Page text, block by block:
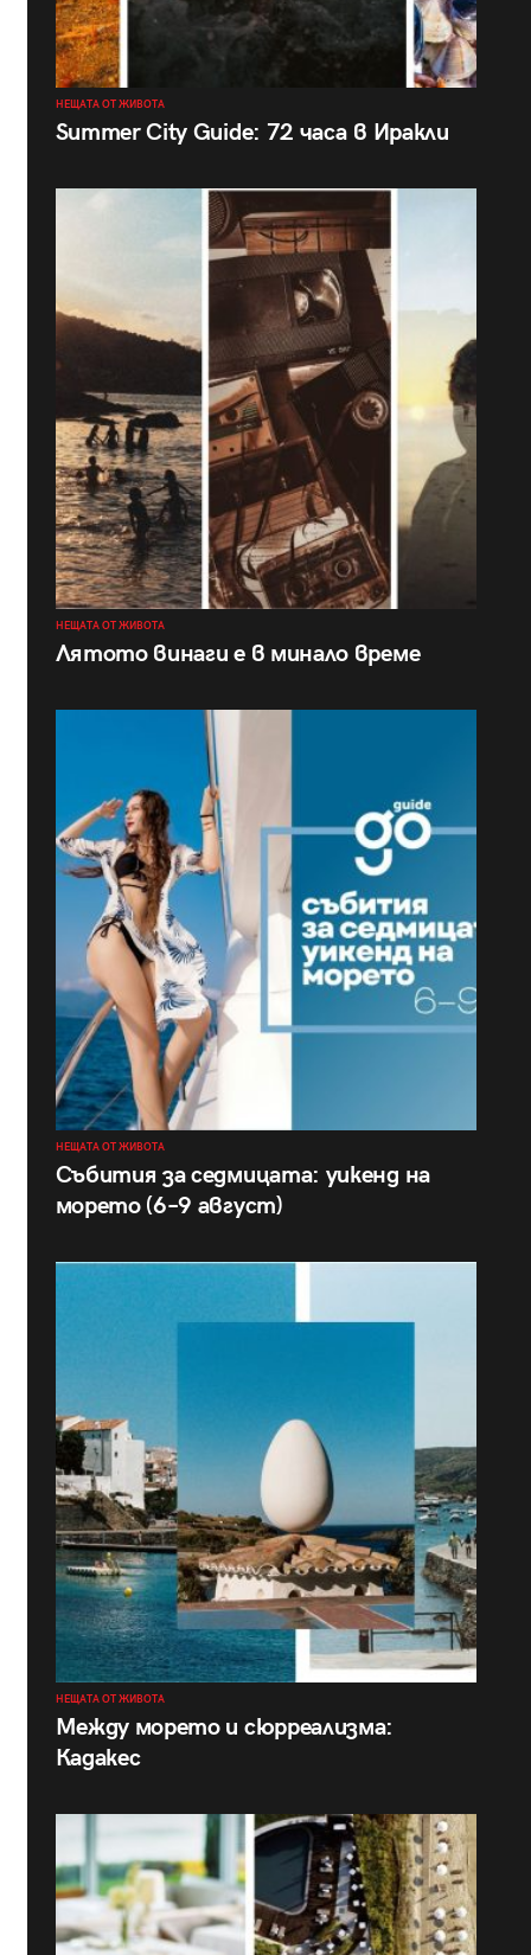
НЕЩАТА ОТ ЖИВОТА
Summer City Guide: 72 часа в Иракли
НЕЩАТА ОТ ЖИВОТА
Лятото винаги е в минало време
НЕЩАТА ОТ ЖИВОТА
Събития за седмицата: уикенд на
морето (6–9 август)
НЕЩАТА ОТ ЖИВОТА
Между морето и сюрреализма:
Кадакес